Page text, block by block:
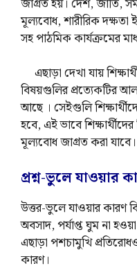
মূল্যবোধ, শারীরিক দক্ষতা
সহ পাঠমিক কার্যক্রমের
এছাড়া দেখা যায়
বিষয়গুলির প্রত্যেকটির
আছে । সেইগুলি
হবে, এই ভাবে
মূল্যবোধ জাগ্রত করা যাবে।
প্রশ্ন-ভুলে যাওয়ার
উত্তর-ভুলে যাওয়ার কারণ
অবসাদ, পর্যাপ্ত ঘুম না
এছাড়াপশচামুখি
কারণ।